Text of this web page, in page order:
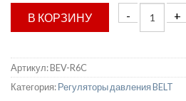
В КОРЗИНУ
Артикул:BEV-R6C
Категория:Регуляторы давления BELT